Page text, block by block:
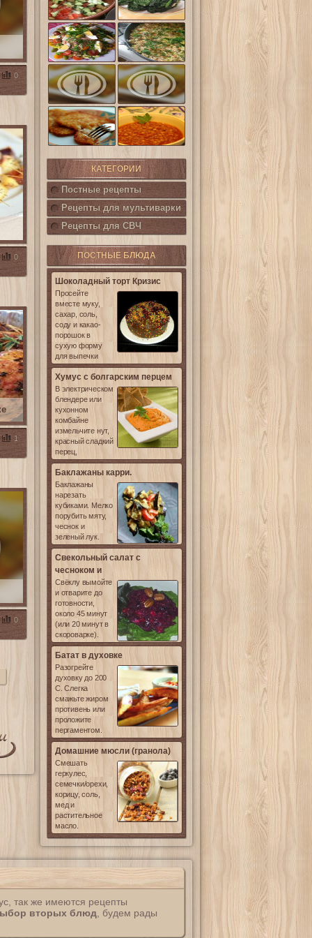
0
0
1
0
(Салат
Кампестре)
шпинат
Французский
салат Нисуаз
Ленивые
кабачки
Овощная
запеканка из
кабачков и
баклажанов
Салат из печени
трески с
каперсами
Картофельные
котлетки с
кукурузой
Горошница
КАТЕГОРИИ
Постные рецепты
Рецепты для мультиварки
Рецепты для СВЧ
ПОСТНЫЕ БЛЮДА
Шоколадный торт Кризис
Просейте
вместе муку,
сахар, соль,
соду и какао-
порошок в
сухую форму
для выпечки
Хумус с болгарским перцем
В электрическом
блендере или
кухонном
комбайне
измельчите нут,
красный сладкий
перец,
Баклажаны карри.
Баклажаны
нарезать
кубиками. Мелко
порубить мяту,
чеснок и
зеленый лук.
Свекольный салат с
чесноком и
Свёклу вымойте
и отварите до
готовности,
около 45 минут
(или 20 минут в
скороварке).
Батат в духовке
Разогрейте
духовку до 200
С. Слегка
смажьте жиром
противень или
проложите
пергаментом.
Домашние мюсли (гранола)
Смешать
геркулес,
семечки/орехи,
корицу, соль,
мед и
растительное
масло.
так же имеются рецепты
вторых блюд , будем рады